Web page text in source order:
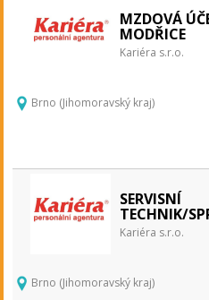
MZDOVÁ
MODŘICE
Kariéra s.r.o.
Brno (Jihomoravský kraj)
SERVISNÍ
TECHNIK/
Kariéra s.r.o.
Brno (Jihomoravský kraj)